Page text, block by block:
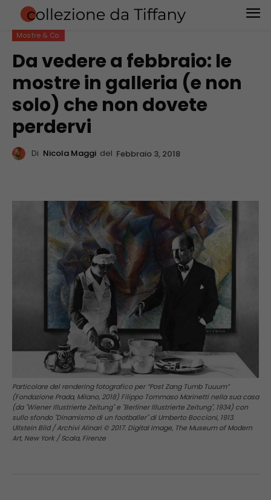
Mostre & Co.
Da vedere a febbraio: le
mostre in galleria (e non
solo) che non dovete
perdervi
Di Nicola Maggi del Febbraio 3, 2018
Particolare del rendering fotografico per “Post Zang Tumb Tuuum”
(Fondazione Prada, Milano, 2018) Filippo Tommaso Marinetti nella sua casa
(da "Wiener Illustrierte Zeitung" e "Berliner Illustrierte Zeitung", 1934) con
sullo sfondo "Dinamismo di un footballer" di Umberto Boccioni, 1913.
Ullstein Bild / Archivi Alinari © 2017. Digital Image, The Museum of Modern
Art, New York / Scala, Firenze